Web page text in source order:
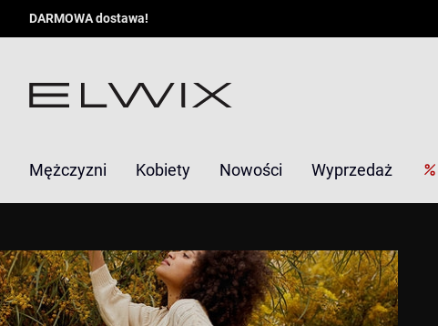
DARMOWA dostawa!
Mężczyzni Kobiety Nowości Wyprzedaż